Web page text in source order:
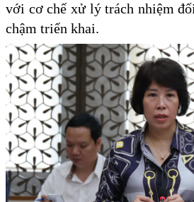
với cơ chế xử lý trách nhiệm
chậm triển khai.